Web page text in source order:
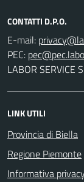
CONTATTI D.P.O.
E-mail:
PEC:
LABOR SERVICE
LINK UTILI
Provincia di Biella
Regione Piemonte
Informativa privacy